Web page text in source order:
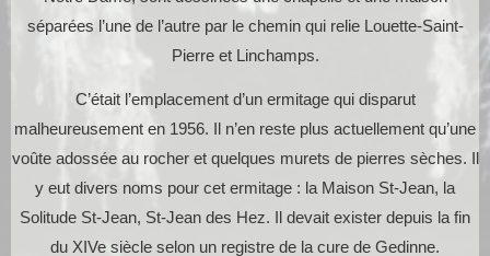
séparées l’une de l’autre par le chemin qui relie Louette-Saint-
Pierre et Linchamps.
C’était l’emplacement d’un ermitage qui disparut
malheureusement en 1956. Il n’en reste plus actuellement qu’une
voûte adossée au rocher et quelques murets de pierres sèches. Il
y eut divers noms pour cet ermitage : la Maison St-Jean, la
Solitude St-Jean, St-Jean des Hez. Il devait exister depuis la fin
du XIVe siècle selon un registre de la cure de Gedinne.